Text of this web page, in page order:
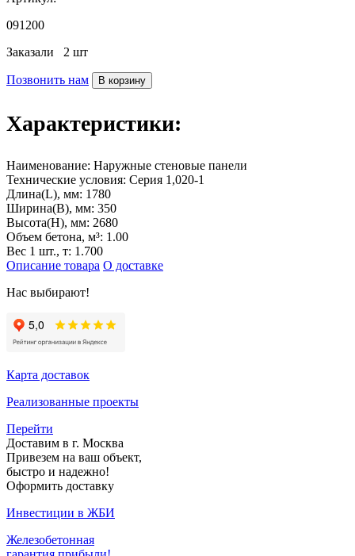
091200
Заказали 2 шт
Позвонить нам В корзину
Характеристики:
Наименование: Наружные стеновые панели
Технические условия: Серия 1,020-1
Длина(L), мм: 1780
Ширина(B), мм: 350
Высота(H), мм: 2680
Объем бетона, м³: 1.00
Вес 1 шт., т: 1.700
Описание товара О доставке
Нас выбирают!
Карта доставок
Реализованные проекты
Перейти
Доставим в г. Москва
Привезем на ваш объект,
быстро и надежно!
Оформить доставку
Инвестиции в ЖБИ
Железобетонная